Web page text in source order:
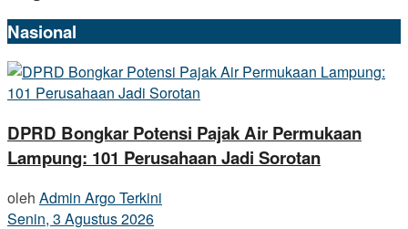
Nasional
DPRD Bongkar Potensi Pajak Air Permukaan
Lampung: 101 Perusahaan Jadi Sorotan
oleh Admin Argo Terkini
Senin, 3 Agustus 2026